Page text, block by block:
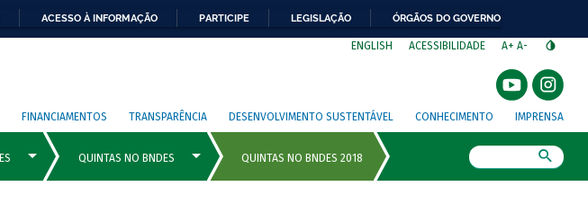
ACESSO À INFORMAÇÃO PARTICIPE LEGISLAÇÃO ÓRGÃOS DO GOVERNO
ENGLISH ACESSIBILIDADE A+ A-
FINANCIAMENTOS TRANSPARÊNCIA DESENVOLVIMENTO SUSTENTÁVEL CONHECIMENTO IMPRENSA